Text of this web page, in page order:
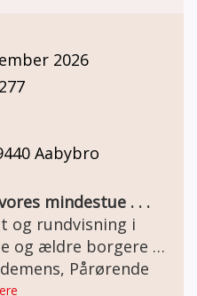
2026
Aabybro
mindestue . . .
og rundvisning i
og ældre borgere .
totalrenoveret og
oplevelsescenter.
Pårørende